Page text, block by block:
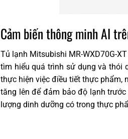
Cảm biến thông minh AI
Tủ lạnh Mitsubishi MR-WXD70G-
tìm hiểu quá trình sử dụng và thói
thực hiện việc điều tiết thực phẩm,
tăng lên để đảm bảo độ lạnh
lượng dinh dưỡng có trong thực